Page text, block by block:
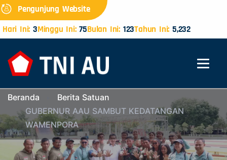
Pengunjung Website
Hari Ini: 3Minggu Ini:75Bulan Ini: 123Tahun Ini: 5,232
Beranda
Berita Satuan
GUBERNUR AAU SAMBUT KEDATANGAN
WAMENPORA